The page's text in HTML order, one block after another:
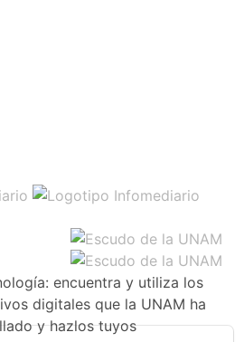
encuentra y utiliza los
digitales que la UNAM ha
y hazlos tuyos